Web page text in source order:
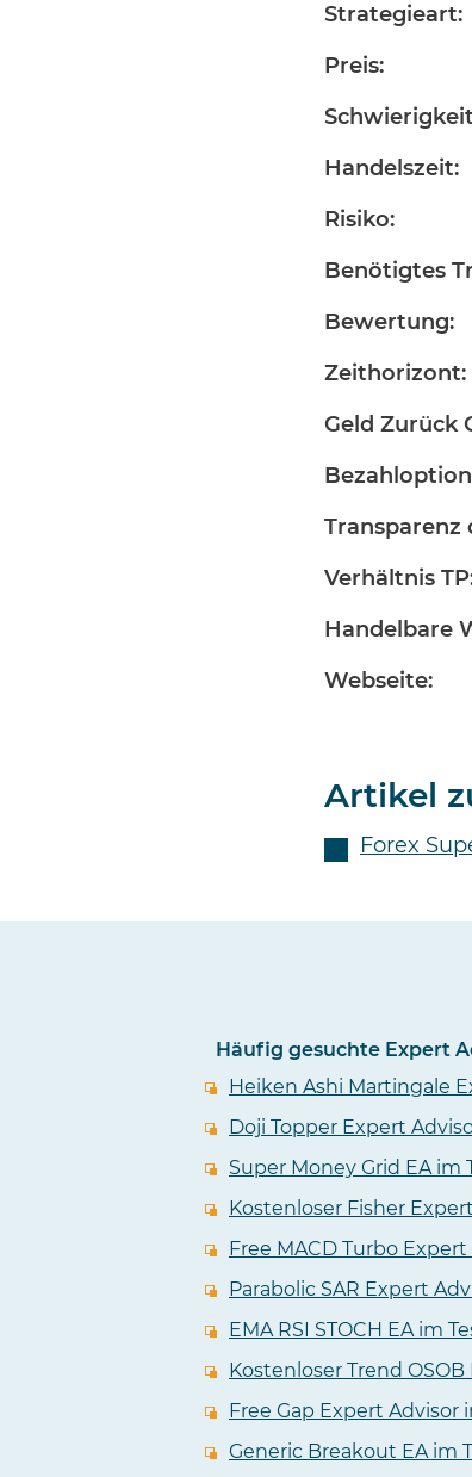
Strategieart:
Preis:
Handelszeit:
Risiko:
Benötigtes
Bewertung:
Zeithorizont:
Geld Zurück
Transparenz
Verhältnis
Handelbare
Webseite:
Artikel
Forex
Häufig gesuchte Expert